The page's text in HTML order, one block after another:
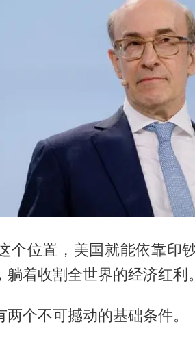
个位置，美国就能依靠印
着收割全世界的经济红利。
个不可撼动的基础条件。